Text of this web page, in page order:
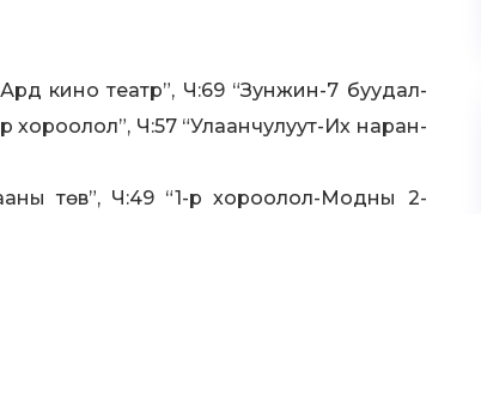
кино театр”, Ч:69 “Зунжин-7 буудал-
хороолол”, Ч:57 “Улаанчулуут-Их наран-
төв”, Ч:49 “1-р хороолол-Модны 2-